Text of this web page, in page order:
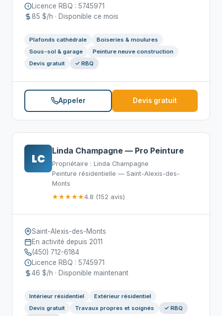
Licence RBQ : 5745971
85 $/h · Disponible ce mois
Plafonds cathédrale
Boiseries & moulures
Sous-sol & garage
Peinture neuve construction
Devis gratuit
✓ RBQ
Appeler Devis gratuit
LC
Linda Champagne — Pro Peinture
Propriétaire : Linda Champagne
Peinture résidentielle — Saint-Alexis-des-
Monts
★★★★★4.8 (152 avis)
Saint-Alexis-des-Monts
En activité depuis 2011
(450) 712-6184
Licence RBQ : 5745971
46 $/h · Disponible maintenant
Intérieur résidentiel
Extérieur résidentiel
Devis gratuit
Travaux propres et soignés
✓ RBQ